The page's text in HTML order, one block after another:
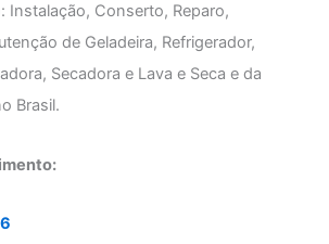
Instalação, Conserto, Reparo,
de Geladeira, Refrigerador,
Secadora e Lava e Seca e da
Brasil.